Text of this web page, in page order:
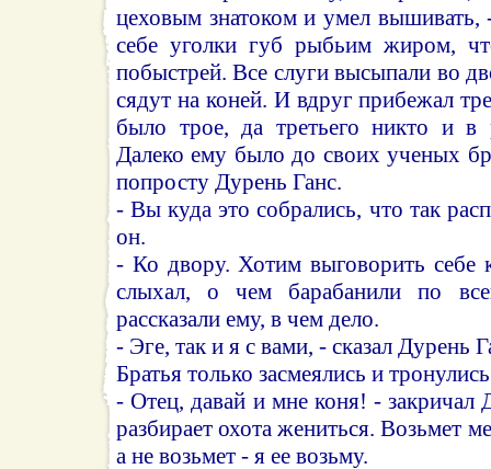
цеховым знатоком и умел вышивать,
себе уголки губ рыбьим жиром,
побыстрей. Все слуги высыпали во
сядут на коней. И вдруг прибежал
было трое, да третьего никто и в
Далеко ему было до своих ученых
попросту Дурень Ганс.
- Вы куда это собрались, что так
он.
- Ко двору. Хотим выговорить себе
слыхал, о чем барабанили по
рассказали ему, в чем дело.
- Эге, так и я с вами, - сказал Дурень
Братья только засмеялись и
- Отец, давай и мне коня! - закричал
разбирает охота жениться. Возьмет
а не возьмет - я ее возьму.